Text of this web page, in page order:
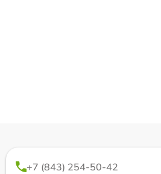
+7 (843) 254-50-42